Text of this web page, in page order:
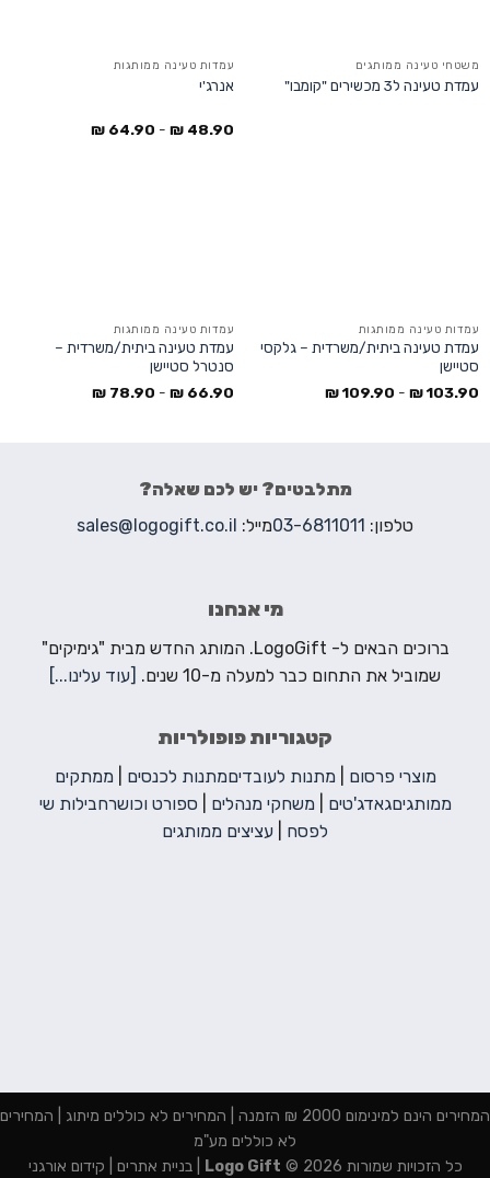
משטחי טעינה ממותגים
עמדת טעינה ל3 מכשירים "קומבו"
עמדות טעינה ממותגות
אנרג'י
48.90
₪
-
64.90
₪
עמדות טעינה ממותגות
עמדת טעינה ביתית/משרדית – גלקסי
סטיישן
103.90
₪
-
109.90
₪
עמדות טעינה ממותגות
עמדת טעינה ביתית/משרדית –
סנטרל סטיישן
66.90
₪
-
78.90
₪
מתלבטים? יש לכם שאלה?
טלפון: 03-6811011מייל: sales@logogift.co.il
מי אנחנו
ברוכים הבאים ל- LogoGift. המותג החדש מבית "גימיקים"
שמוביל את התחום כבר למעלה מ-10 שנים.
[עוד עלינו...]
קטגוריות פופולריות
מוצרי פרסום מתנות לעובדיםמתנות לכנסים
ממתקים
ממותגיםגאדג'טים משחקי מנהלים ספורט וכושרחבילות שי
לפסח
עציצים ממותגים
המחירים הינם למינימום 2000 ₪ הזמנה | המחירים לא כוללים מיתוג | המחירים
לא כוללים מע"מ
כל הזכויות שמורות 2026 ©
Logo Gift
|בניית אתרים קידום אורגני